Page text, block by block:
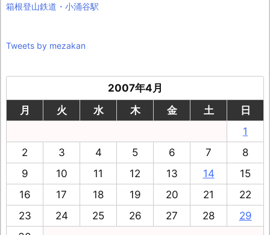
箱根登山鉄道・小涌谷駅
Tweets by mezakan
2007年4月
月
火 水 木 金 土
日
1
2
3 4 5 6 7
8
9
10 11 12 13 14
15
16
17 18 19 20 21
22
23
24 25 26 27 28
29